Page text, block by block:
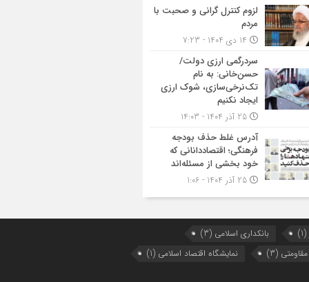
لزوم کنترل گرانی و صحبت با
مردم
سردرگمی ارزی دولت/
حسن‌خانی: به نام
تک‌نرخی‌سازی، شوک ارزی
ایجاد نکنیم
آدرس غلط حذف بودجه
فرهنگی؛ اقتصاددانانی که
خود بخشی از مسئله‌اند
(1) بانکداری اسلامی (3)
(3) نمایشگاه اقتصاد اسلامی (1)